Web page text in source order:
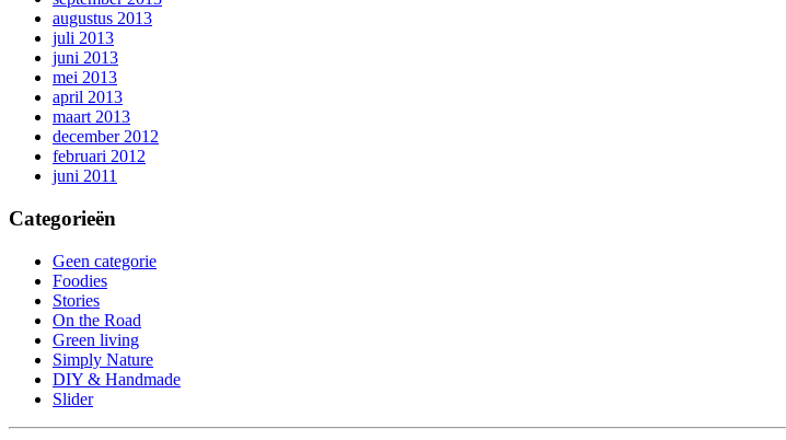
augustus 2013
juli 2013
juni 2013
mei 2013
april 2013
maart 2013
december 2012
februari 2012
juni 2011
Categorieën
Geen categorie
Foodies
Stories
On the Road
Green living
Simply Nature
DIY & Handmade
Slider